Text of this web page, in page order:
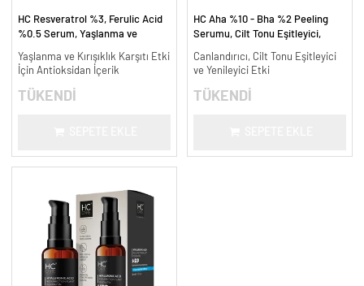
HC Resveratrol %3, Ferulic Acid
%0.5 Serum, Yaşlanma ve
Yaşlanma ve Kırışıklık Karşıtı Etki
İçin Antioksidan İçerik
TÜKENDİ
HC Aha %10 - Bha %2 Peeling
Serumu, Cilt Tonu Eşitleyici,
Canlandırıcı, Cilt Tonu Eşitleyici
ve Yenileyici Etki
TÜKENDİ